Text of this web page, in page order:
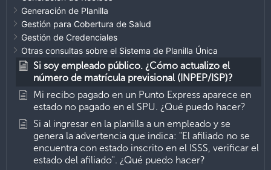
Generación de Planilla
Gestión para Cobertura de Salud
Gestión de Credenciales
Otras consultas sobre el Sistema de Planilla Única
Si soy empleado público. ¿Cómo actualizo el
número de matrícula previsional (INPEP/ISP)?
Mi recibo pagado en un Punto Express aparece en
estado no pagado en el SPU. ¿Qué puedo hacer?
Si al ingresar en la planilla a un empleado y se
genera la advertencia que indica: "El afiliado no se
encuentra con estado inscrito en el ISSS, verificar el
estado del afiliado". ¿Qué puedo hacer?